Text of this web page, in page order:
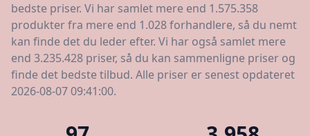
bedste priser. Vi har samlet mere end 1.575.358
produkter fra mere end 1.028 forhandlere, så du nemt
kan finde det du leder efter. Vi har også samlet mere
end 3.235.428 priser, så du kan sammenligne priser og
finde det bedste tilbud. Alle priser er senest opdateret
2026-08-07 09:41:00.